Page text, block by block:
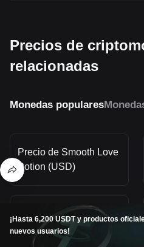
Precios de
relacionadas
Monedas populares
Precio de Smooth Love
Potion (USD)
Precio de Shiba Inu
(USD)
¡Hasta 6,200 USDT y productos
nuevos usuarios!